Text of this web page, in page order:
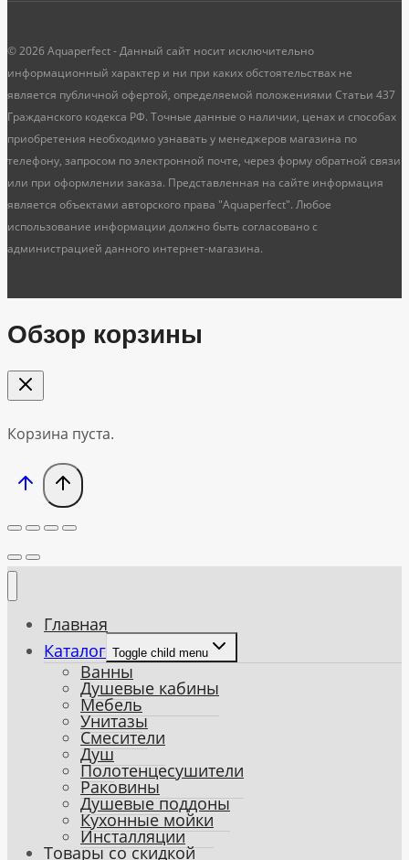
© 2026 Aquaperfect - Данный сайт носит исключительно
информационный характер и ни при каких обстоятельствах не
является публичной офертой, определяемой положениями Статьи 437
Гражданского кодекса РФ. Точные данные о наличии, ценах и способах
приобретения необходимо узнавать у менеджеров магазина по
телефону, запросом по электронной почте, через форму обратной связи
или при оформлении заказа. Представленная на сайте информация
является объектами авторского права "Aquaperfect". Любое
использование информации должно быть согласовано с
администрацией данного интернет-магазина.
Обзор корзины
Корзина пуста.
Главная
Каталог Toggle child menu
Ванны
Душевые кабины
Мебель
Унитазы
Смесители
Душ
Полотенцесушители
Раковины
Душевые поддоны
Кухонные мойки
Инсталляции
Товары со скидкой